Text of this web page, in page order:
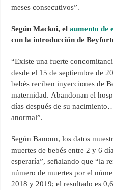
meses consecutivos”.
Según Mackoi, elaumento de
con la introducción de
“Existe una fuerte
desde el 15 de septiembre de
bebés reciben inyecciones de
maternidad. Abandonan el
días después de su
anormal”.
Según Banoun, los datos
muertes de bebés entre 2 y 6
esperaría”, señalando que “la
número de muertes por el
2018 y 2019; el resultado es